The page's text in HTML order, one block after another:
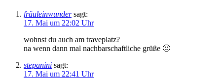
fräuleinwunder sagt:
17. Mai um 22:02 Uhr
wohnst du auch am traveplatz?
na wenn dann mal nachbarschaftliche grüße 🙂
stepanini sagt:
17. Mai um 22:41 Uhr